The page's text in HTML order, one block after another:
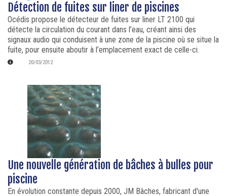
Détection de fuites sur liner de piscines
Océdis propose le détecteur de fuites sur liner LT 2100 qui
détecte la circulation du courant dans l’eau, créant ainsi des
signaux audio qui conduisent à une zone de la piscine où se situe la
fuite, pour ensuite aboutir à l’emplacement exact de celle-ci.
20/03/2012
Une nouvelle génération de bâches à bulles pour
piscine
En évolution constante depuis 2000, JM Bâches, fabricant d'une